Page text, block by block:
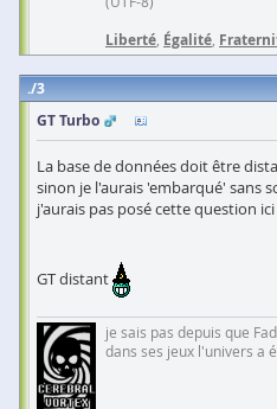
Liberté, Égalité,
3
GT Turbo
La base de données doit être
sinon je l'aurais 'embarqué' sans
j'aurais pas posé cette question ici
GT distant
je sais pas depuis que
dans ses jeux l'univers a